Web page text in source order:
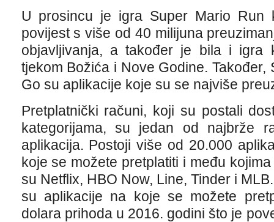
U prosincu je igra Super Mario Run
povijest s više od 40 milijuna
objavljivanja, a također je bila i igra
tjekom Božića i Nove Godine.
Go su aplikacije koje su se najviše
Pretplatnički računi, koji su postali
kategorijama, su jedan od najbrže
aplikacija. Postoji više od 20.000
koje se možete pretplatiti i među
su Netflix, HBO Now, Line, Tinder i
su aplikacije na koje se možete
dolara prihoda u 2016. godini što je